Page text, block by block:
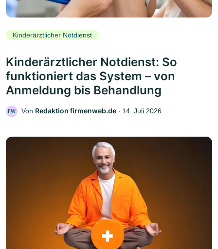
Kinderärztlicher Notdienst
Kinderärztlicher Notdienst: So
funktioniert das System – von
Anmeldung bis Behandlung
FW Von Redaktion firmenweb.de ‧ 14. Juli 2026